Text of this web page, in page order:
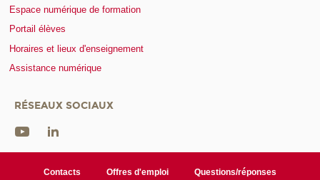
Espace numérique de formation
Portail élèves
Horaires et lieux d'enseignement
Assistance numérique
RÉSEAUX SOCIAUX
Contacts Offres d'emploi Questions/réponses